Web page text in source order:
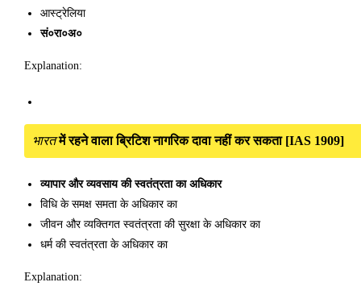
आस्ट्रेलिया
सं०रा०अ०
Explanation:
भारतमें रहने वाला ब्रिटिश नागरिक दावा नहीं कर सकता [IAS 1909]
व्यापार और व्यवसाय की स्वतंत्रता का अधिकार
विधि के समक्ष समता के अधिकार का
जीवन और व्यक्तिगत स्वतंत्रता की सुरक्षा के अधिकार का
धर्म की स्वतंत्रता के अधिकार का
Explanation: